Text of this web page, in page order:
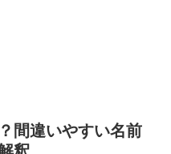
間違いやすい名前